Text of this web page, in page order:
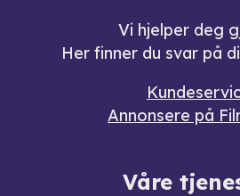
Vi hjelper deg
Her finner du svar på
Annonsere på
Våre